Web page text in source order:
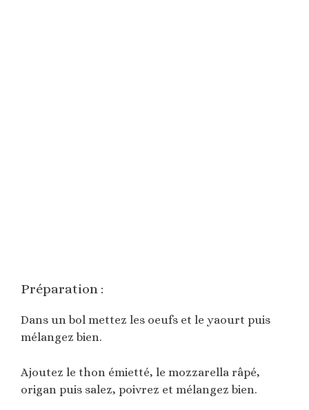
Préparation :
Dans un bol mettez les oeufs et le yaourt puis
mélangez bien.
Ajoutez le thon émietté, le mozzarella râpé,
origan puis salez, poivrez et mélangez bien.